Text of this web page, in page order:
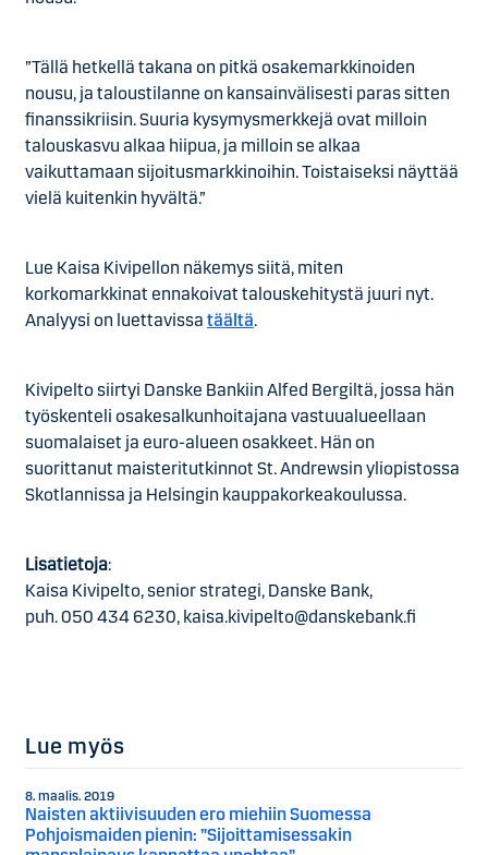
”Tällä hetkellä takana on pitkä osakemarkkinoiden
nousu, ja taloustilanne on kansainvälisesti paras sitten
finanssikriisin. Suuria kysymysmerkkejä ovat milloin
talouskasvu alkaa hiipua, ja milloin se alkaa
vaikuttamaan sijoitusmarkkinoihin. Toistaiseksi näyttää
vielä kuitenkin hyvältä.”
Lue Kaisa Kivipellon näkemys siitä, miten
korkomarkkinat ennakoivat talouskehitystä juuri nyt.
Analyysi on luettavissa täältä.
Kivipelto siirtyi Danske Bankiin Alfed Bergiltä, jossa hän
työskenteli osakesalkunhoitajana vastuualueellaan
suomalaiset ja euro-alueen osakkeet. Hän on
suorittanut maisteritutkinnot St. Andrewsin yliopistossa
Skotlannissa ja Helsingin kauppakorkeakoulussa.
Lisätietoja:
Kaisa Kivipelto, senior strategi, Danske Bank,
puh. 050 434 6230, kaisa.kivipelto@danskebank.fi
Lue myös
8. maalis. 2019
Naisten aktiivisuuden ero miehiin Suomessa
Pohjoismaiden pienin: ”Sijoittamisessakin